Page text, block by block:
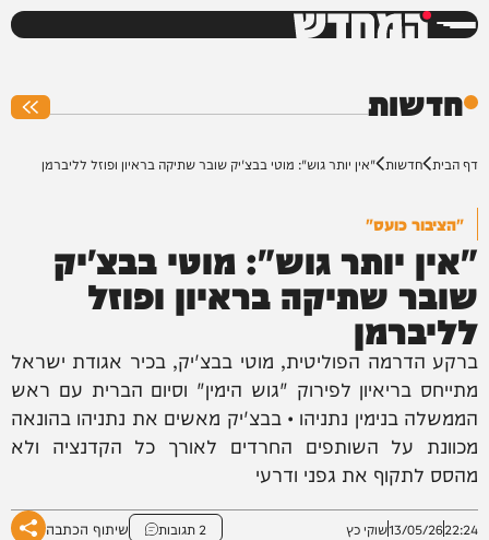
המחדש
חדשות
דף הבית חדשות "אין יותר גוש": מוטי בבצ'יק שובר שתיקה בראיון ופוזל לליברמן
"הציבור כועס"
"אין יותר גוש": מוטי בבצ'יק
שובר שתיקה בראיון ופוזל
לליברמן
ברקע הדרמה הפוליטית, מוטי בבצ'יק, בכיר אגודת ישראל
מתייחס בריאיון לפירוק "גוש הימין" וסיום הברית עם ראש
הממשלה בנימין נתניהו • בבצ'יק מאשים את נתניהו בהונאה
מכוונת על השותפים החרדים לאורך כל הקדנציה ולא
מהסס לתקוף את גפני ודרעי
22:24
13/05/26שוקי כץ 2 תגובות שיתוף הכתבה